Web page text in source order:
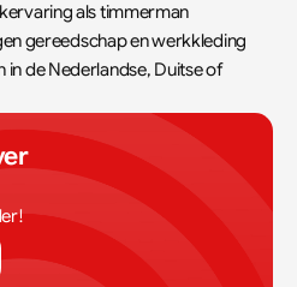
als timmerman
gereedschap en werkkleding
in de Nederlandse, Duitse of